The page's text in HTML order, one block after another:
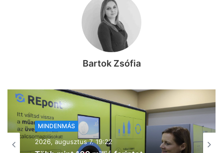
Bartok Zsófia
MINDENMÁS
2026, augusztus 7. 18:01